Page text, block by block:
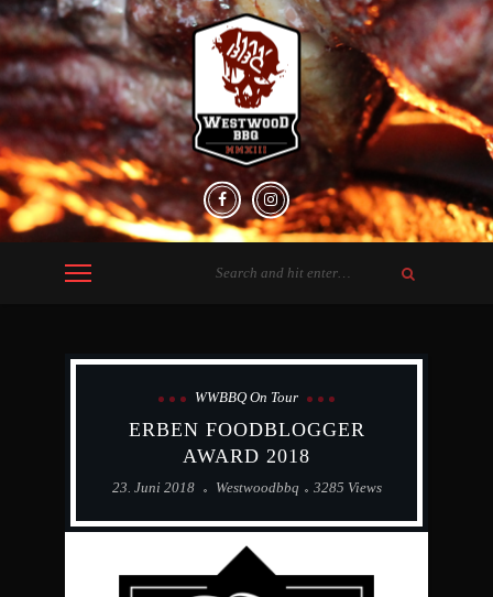
WWBBQ On Tour
ERBEN FOODBLOGGER
AWARD 2018
23. Juni 2018 Westwoodbbq 3285 Views